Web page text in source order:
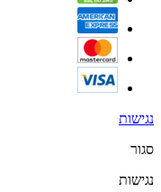
נגישות
סגור
נגישות